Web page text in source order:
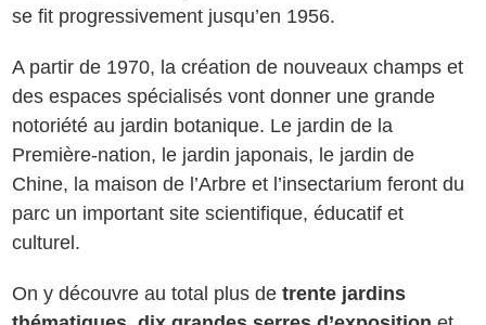
se fit progressivement jusqu’en 1956.
A partir de 1970, la création de nouveaux champs et
des espaces spécialisés vont donner une grande
notoriété au jardin botanique. Le jardin de la
Première-nation, le jardin japonais, le jardin de
Chine, la maison de l’Arbre et l’insectarium feront du
parc un important site scientifique, éducatif et
culturel.
On y découvre au total plus de trente jardins